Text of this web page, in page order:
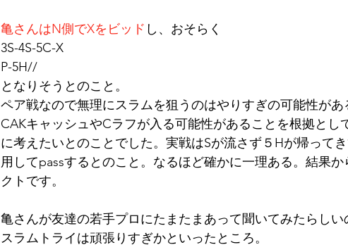
亀さんはN側でXをビッド し、おそらく
3S-4S-5C-X
P-5H//
となりそうとのこと。
ペア戦なので無理にスラムを狙うのはやりすぎの可能性が
CAKキャッシュやCラフが入る可能性があることを根拠とし
に考えたいとのことでした。実戦はSが流さず５Hが帰って
用してpassするとのこと。なるほど確かに一理ある。結果
クトです。
亀さんが友達の若手プロにたまたまあって聞いてみたらしい
スラムトライは頑張りすぎかといったところ。